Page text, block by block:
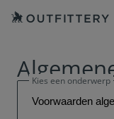
Kies een onderwerp